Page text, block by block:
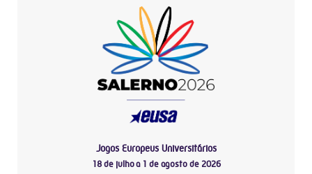
Jogos Europeus Universitários
18 de julho a 1 de agosto de 2026